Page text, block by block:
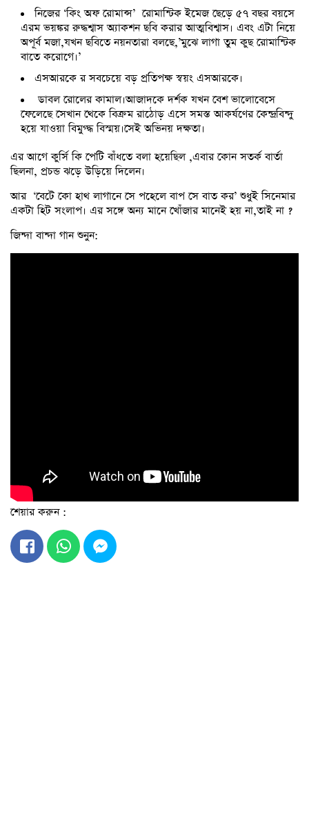
নিজের ‘কিং অফ রোমান্স’ রোমান্টিক ইমেজ ছেড়ে ৫৭ বছর বয়সে
এরম ভয়ঙ্কর রুদ্ধশ্বাস অ্যাকশন ছবি করার আত্মবিশ্বাস। এবং এটা নিয়ে
অপূর্ব মজা,যখন ছবিতে নয়নতারা বলছে,’মুঝে লাগা তুম কুছ রোমান্টিক
বাতে করোগে।’
এসআরকে র সবচেয়ে বড় প্রতিপক্ষ স্বয়ং এসআরকে।
ডাবল রোলের কামাল।আজাদকে দর্শক যখন বেশ ভালোবেসে
ফেলেছে সেখান থেকে বিক্রম রাঠোড় এসে সমস্ত আকর্ষণের কেন্দ্রবিন্দু
হয়ে যাওয়া বিমুগ্দ্ধ বিস্ময়।সেই অভিনয় দক্ষতা।
এর আগে কুর্সি কি পেটি বাঁধতে বলা হয়েছিল ,এবার কোন সতর্ক বার্তা
ছিলনা, প্রচন্ড ঝড়ে উড়িয়ে দিলেন।
আর ‘বেটে কো হাথ লাগানে সে পহেলে বাপ সে বাত কর’ শুধুই সিনেমার
একটা হিট সংলাপ। এর সঙ্গে অন্য মানে খোঁজার মানেই হয় না,তাই না ?
জিন্দা বান্দা গান শুনুন:
শেয়ার করুন :